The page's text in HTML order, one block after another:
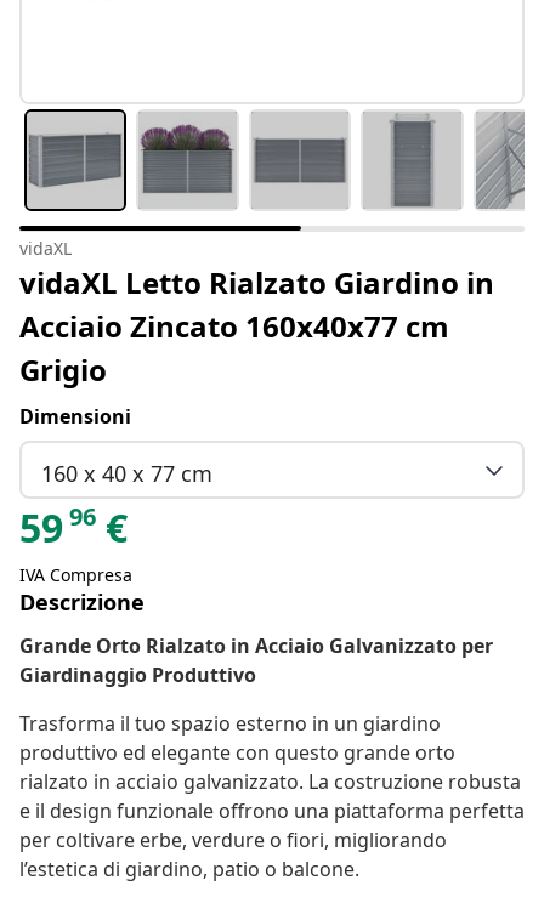
vidaXL
vidaXL Letto Rialzato Giardino in
Acciaio Zincato 160x40x77 cm
Grigio
Dimensioni
160 x 40 x 77 cm
5996 €
IVA Compresa
Descrizione
Grande Orto Rialzato in Acciaio Galvanizzato per
Giardinaggio Produttivo
Trasforma il tuo spazio esterno in un giardino
produttivo ed elegante con questo grande orto
rialzato in acciaio galvanizzato. La costruzione robusta
e il design funzionale offrono una piattaforma perfetta
per coltivare erbe, verdure o fiori, migliorando
l’estetica di giardino, patio o balcone.